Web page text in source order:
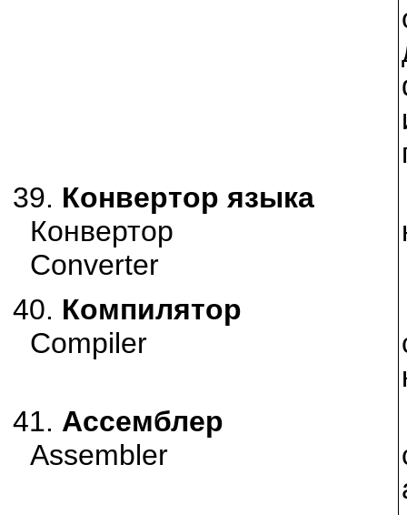
39. Конвертор языка
Конвертор
Converter
40. Компилятор
Compiler
41. Ассемблер
Assembler